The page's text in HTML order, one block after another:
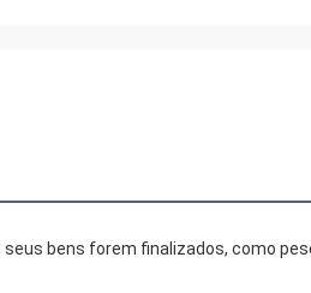
bens forem finalizados, como